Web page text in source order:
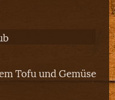
Tofu Sub
Tofu und Gemüse